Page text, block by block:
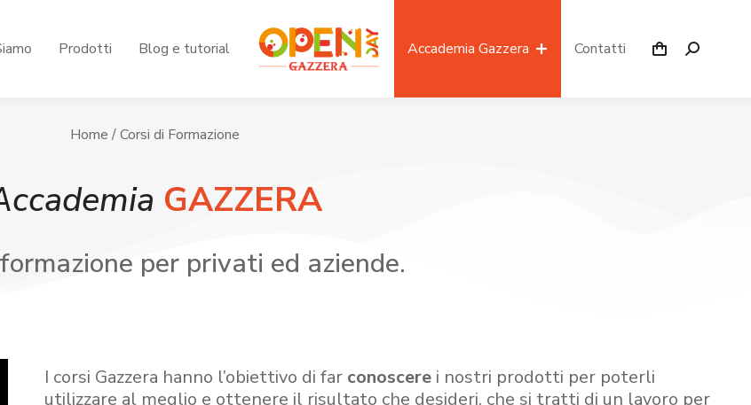
Prodotti Blog e tutorial Accademia Gazzera Contatti
Home / Corsi di Formazione
GAZZERA
per privati ed aziende.
I corsi Gazzera hanno l’obiettivo di far conoscerei nostri prodotti per poterli
utilizzare al meglio e ottenere il risultato che desideri, che si tratti di un lavoro per